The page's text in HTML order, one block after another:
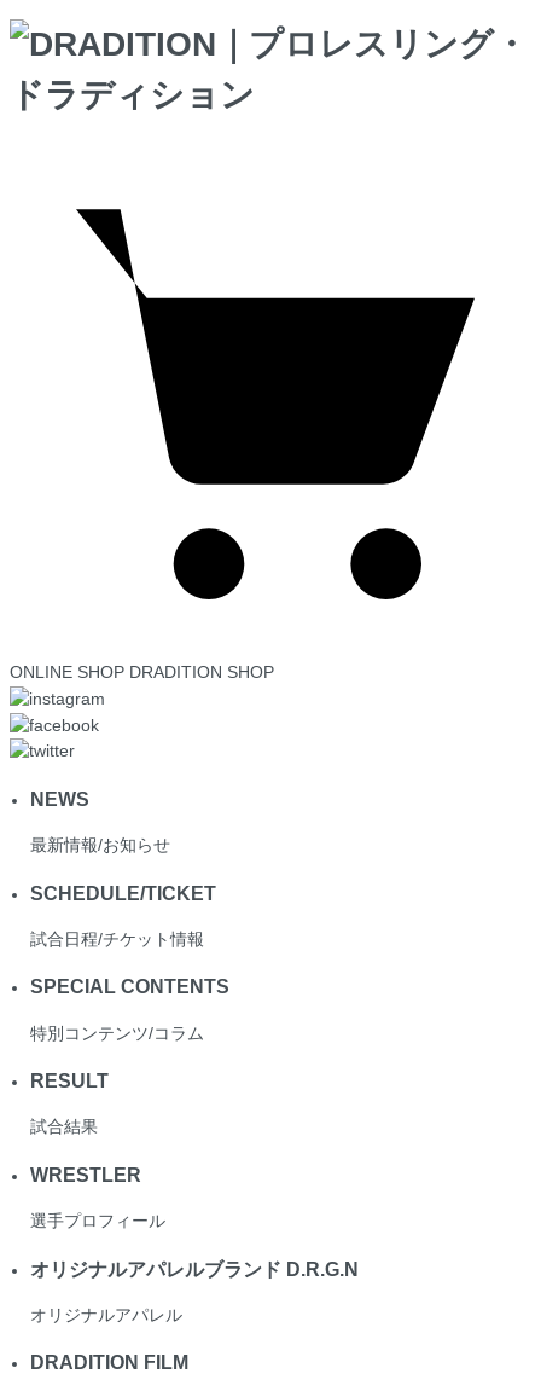
ONLINE SHOP DRADITION SHOP
NEWS
最新情報/お知らせ
SCHEDULE/TICKET
試合日程/チケット情報
SPECIAL CONTENTS
特別コンテンツ/コラム
RESULT
試合結果
WRESTLER
選手プロフィール
オリジナルアパレルブランド D.R.G.N
オリジナルアパレル
DRADITION FILM